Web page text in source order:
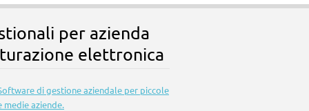
per azienda
elettronica
di gestione aziendale per piccole
medie aziende.